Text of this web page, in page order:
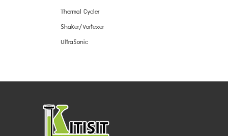
Thermal Cycler
Shaker/Vortexer
UltraSonic